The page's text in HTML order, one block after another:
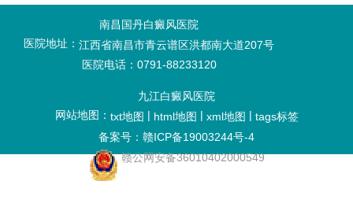
南昌国丹白癜风医院
医院地址： 江西省南昌市青云谱区洪都南大道207号
医院电话：0791-88233120
九江白癜风医院
网站地图： txt地图 | html地图 | xml地图 | tags标签
备案号：赣ICP备19003244号-4
赣公网安备36010402000549